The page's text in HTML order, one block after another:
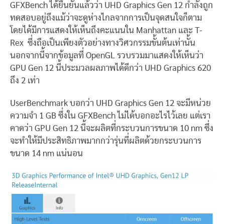
GFXBench ได้ยืนยันแล้วว่า UHD Graphics Gen 12 กำลังถูก
ทดสอบอยู่ถึงแม้ว่าจะดูห่างไกลจากการเป็นจุดสนใจก็ตาม
โดยได้มีการแสดงให้เห็นถึงคะแนนใน Manhattan และ T-
Rex ซึ่งถือเป็นเพียงตัวอย่างทางวิศวกรรมขั้นต้นเท่านั้น
นอกจากนี้จากข้อมูลที่ OpenGL รวบรวมมาแสดงให้เห็นว่า
GPU Gen 12 นี้ประมวลผลภาพได้ดีกว่า UHD Graphics 620
ถึง 2 เท่า
UserBenchmark บอกว่า UHD Graphics Gen 12 จะมีหน่วย
ความจำ 1 GB ซึ่งใน GFXBench ไม่ได้บอกอะไรไว้เลย แต่เรา
คาดว่า GPU Gen 12 นี้จะผลิตที่กระบวนการขนาด 10 nm ซึ่ง
จะทำให้มีประสิทธิภาพมากกว่ารุ่นที่ผลิตด้วยกระบวนการ
ขนาด 14 nm แน่นอน